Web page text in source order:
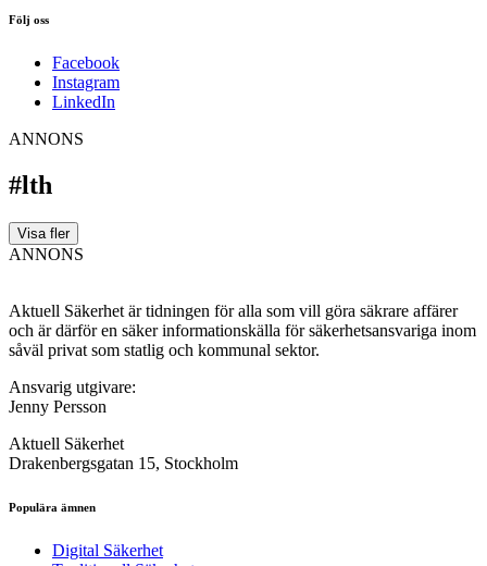
Följ oss
Facebook
Instagram
LinkedIn
ANNONS
#lth
Visa fler
ANNONS
Aktuell Säkerhet är tidningen för alla som vill göra säkrare affärer
och är därför en säker informationskälla för säkerhets­ansvariga inom
såväl privat som statlig och kommunal sektor.
Ansvarig utgivare:
Jenny Persson
Aktuell Säkerhet
Drakenbergsgatan 15, Stockholm
Populära ämnen
Digital Säkerhet